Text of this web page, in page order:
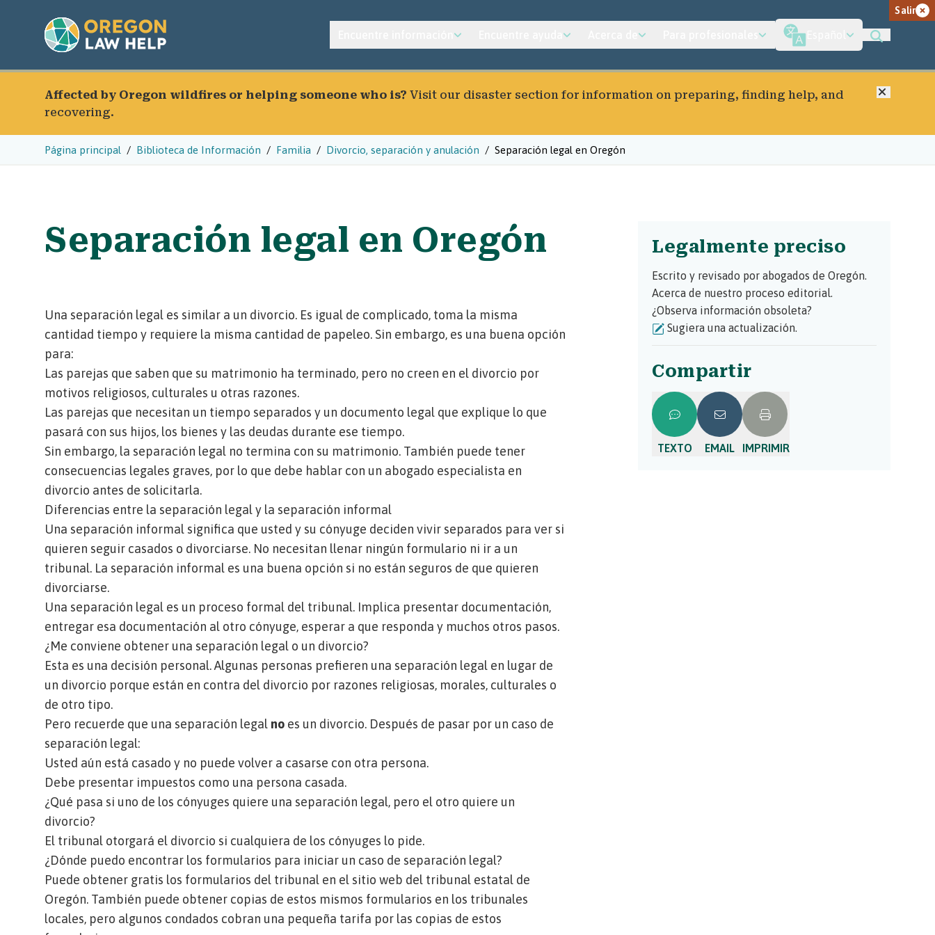
Salir
Affected by Oregon wildfires or helping someone who is? Visit our disaster section for information on preparing, finding help, and
recovering.
Cerrar
Página principal Biblioteca de Información Familia Divorcio, separación y anulación Separación legal en Oregón
Separación legal en Oregón
Una separación legal es similar a un divorcio. Es igual de complicado, toma la misma
cantidad tiempo y requiere la misma cantidad de papeleo. Sin embargo, es una buena opción
para:
Las parejas que saben que su matrimonio ha terminado, pero no creen en el divorcio por
motivos religiosos, culturales u otras razones.
Las parejas que necesitan un tiempo separados y un documento legal que explique lo que
pasará con sus hijos, los bienes y las deudas durante ese tiempo.
Sin embargo, la separación legal no termina con su matrimonio. También puede tener
consecuencias legales graves, por lo que debe hablar con un abogado especialista en
divorcio antes de solicitarla.
Diferencias entre la separación legal y la separación informal
Una separación informal significa que usted y su cónyuge deciden vivir separados para ver si
quieren seguir casados o divorciarse. No necesitan llenar ningún formulario ni ir a un
tribunal. La separación informal es una buena opción si no están seguros de que quieren
divorciarse.
Una separación legal es un proceso formal del tribunal. Implica presentar documentación,
entregar esa documentación al otro cónyuge, esperar a que responda y muchos otros pasos.
¿Me conviene obtener una separación legal o un divorcio?
Esta es una decisión personal. Algunas personas prefieren una separación legal en lugar de
un divorcio porque están en contra del divorcio por razones religiosas, morales, culturales o
de otro tipo.
Pero recuerde que una separación legal no es un divorcio. Después de pasar por un caso de
separación legal:
Usted aún está casado y no puede volver a casarse con otra persona.
Debe presentar impuestos como una persona casada.
¿Qué pasa si uno de los cónyuges quiere una separación legal, pero el otro quiere un
divorcio?
El tribunal otorgará el divorcio si cualquiera de los cónyuges lo pide.
¿Dónde puedo encontrar los formularios para iniciar un caso de separación legal?
Puede obtener gratis los formularios del tribunal en el sitio web del tribunal estatal de
Oregón. También puede obtener copias de estos mismos formularios en los tribunales
locales, pero algunos condados cobran una pequeña tarifa por las copias de estos
Legalmente preciso
Escrito y revisado por abogados de Oregón.
Acerca de nuestro proceso editorial.
¿Observa información obsoleta?
Sugiera una actualización.
Compartir
TEXTO EMAIL IMPRIMIR